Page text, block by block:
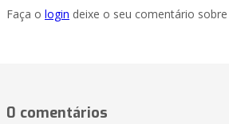
Faça o login deixe o seu comentário
0 comentários